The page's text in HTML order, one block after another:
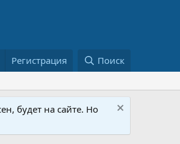
Регистрация Поиск
будет на сайте. Но